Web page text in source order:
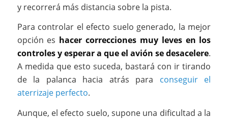
y recorrerá más distancia sobre la pista.
Para controlar el efecto suelo generado, la mejor
opción es hacer correcciones muy leves en los
controles y esperar a que el avión se desacelere.
A medida que esto suceda, bastará con ir tirando
de la palanca hacia atrás para conseguir el
aterrizaje perfecto.
Aunque, el efecto suelo, supone una dificultad a la